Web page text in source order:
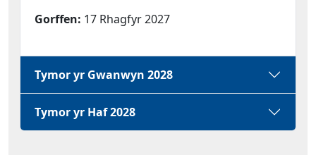
Gorffen: 17 Rhagfyr 2027
Tymor yr Gwanwyn 2028
Tymor yr Haf 2028